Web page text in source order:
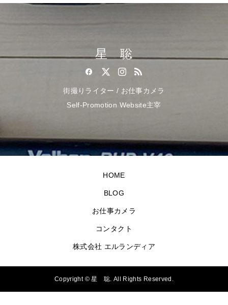
星 聡
街撮りライター / お仕事カメラ
Self-Promotion Website主宰
HOME
BLOG
お仕事カメラ
コンタクト
株式会社 エルランディア
Copyright ©星 聡. All Rights Reserved.